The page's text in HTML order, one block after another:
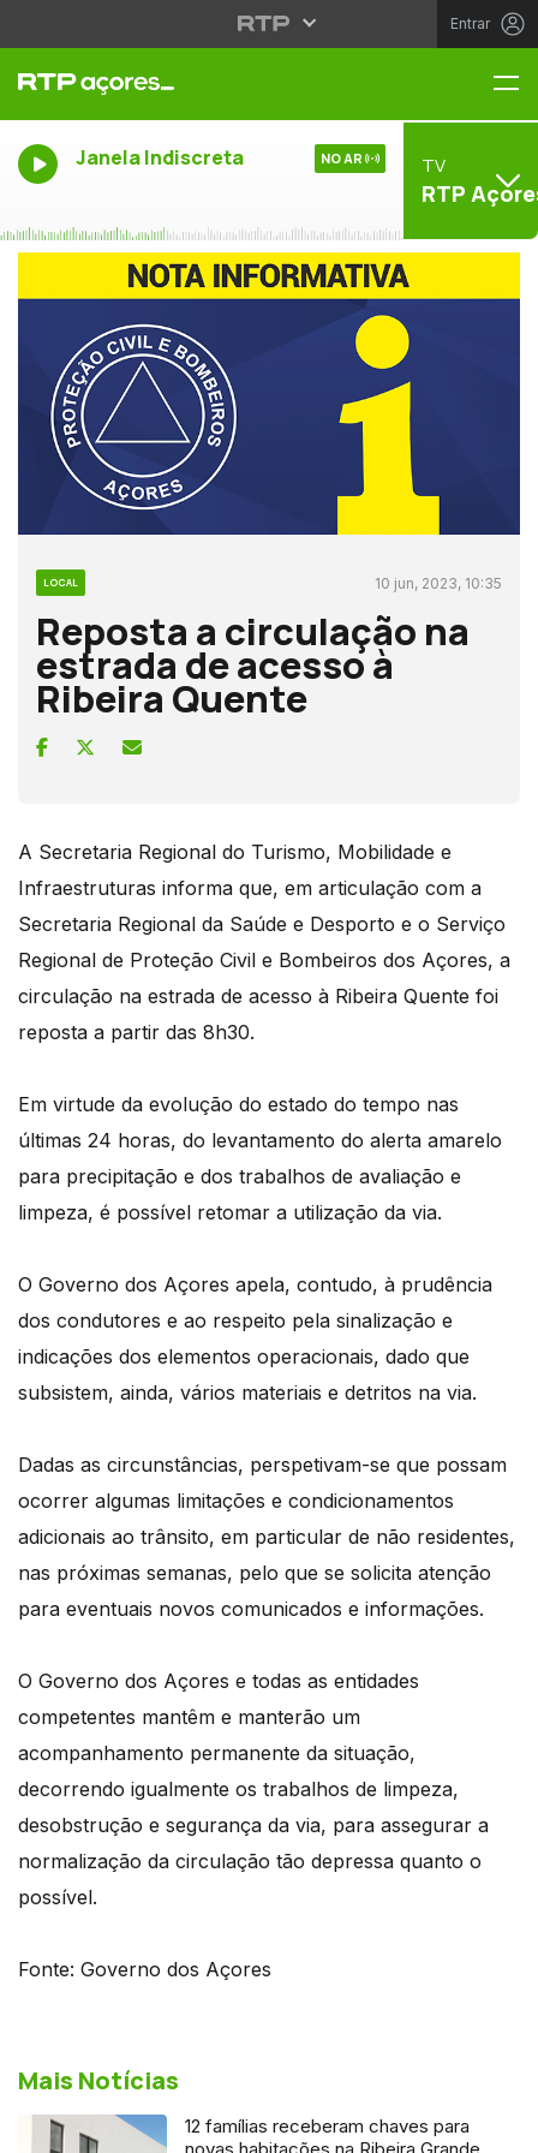
Entrar
Janela Indiscreta NO AR TV
RTP
LOCAL 10 jun, 2023, 10:35
Reposta a circulação na
estrada de acesso à
Ribeira Quente
A Secretaria Regional do Turismo, Mobilidade e
Infraestruturas informa que, em articulação com a
Secretaria Regional da Saúde e Desporto e o Serviço
Regional de Proteção Civil e Bombeiros dos Açores, a
circulação na estrada de acesso à Ribeira Quente foi
reposta a partir das 8h30.
Em virtude da evolução do estado do tempo nas
últimas 24 horas, do levantamento do alerta amarelo
para precipitação e dos trabalhos de avaliação e
limpeza, é possível retomar a utilização da via.
O Governo dos Açores apela, contudo, à prudência
dos condutores e ao respeito pela sinalização e
indicações dos elementos operacionais, dado que
subsistem, ainda, vários materiais e detritos na via.
Dadas as circunstâncias, perspetivam-se que possam
ocorrer algumas limitações e condicionamentos
adicionais ao trânsito, em particular de não residentes,
nas próximas semanas, pelo que se solicita atenção
para eventuais novos comunicados e informações.
O Governo dos Açores e todas as entidades
competentes mantêm e manterão um
acompanhamento permanente da situação,
decorrendo igualmente os trabalhos de limpeza,
desobstrução e segurança da via, para assegurar a
normalização da circulação tão depressa quanto o
possível.
Fonte: Governo dos Açores
Mais Notícias
12 famílias receberam chaves para